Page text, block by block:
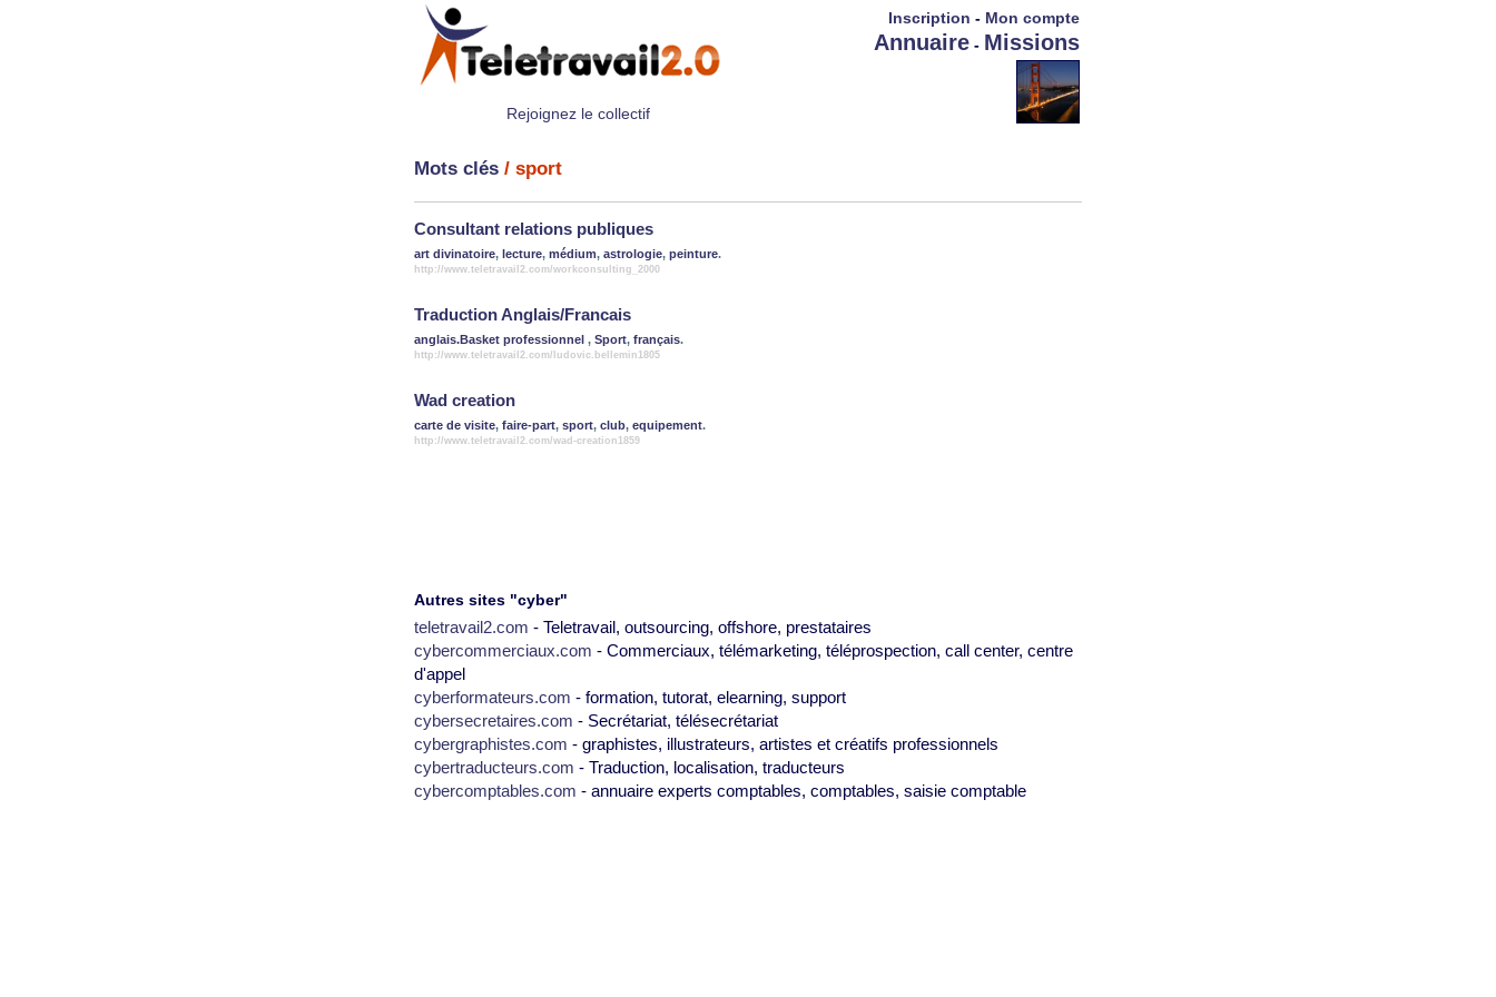
Rejoignez le collectif
Inscription - Mon compte
Annuaire - Missions
Mots clés / sport
Consultant relations publiques
art divinatoire, lecture, médium, astrologie, peinture.
http://www.teletravail2.com/workconsulting_2000
Traduction Anglais/Francais
anglais.Basket professionnel , Sport, français.
http://www.teletravail2.com/ludovic.bellemin1805
Wad creation
carte de visite, faire-part, sport, club, equipement.
http://www.teletravail2.com/wad-creation1859
Autres sites "cyber"
teletravail2.com - Teletravail, outsourcing, offshore, prestataires
cybercommerciaux.com - Commerciaux, télémarketing, téléprospection, call center, centre
d'appel
cyberformateurs.com - formation, tutorat, elearning, support
cybersecretaires.com - Secrétariat, télésecrétariat
cybergraphistes.com - graphistes, illustrateurs, artistes et créatifs professionnels
cybertraducteurs.com - Traduction, localisation, traducteurs
cybercomptables.com - annuaire experts comptables, comptables, saisie comptable